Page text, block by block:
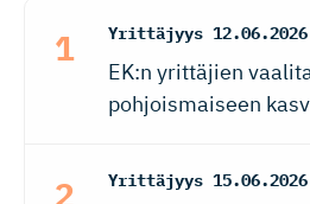
Yrittäjyys 12.06.2026
EK:n yrittäjien
pohjoismaiseen
Yrittäjyys 15.06.2026